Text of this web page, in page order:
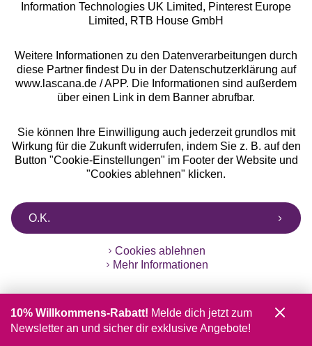
** Bonität vorausgesetzt, berechtigt zur Bonitätsprüfung
Information Technologies UK Limited, Pinterest Europe
Limited, RTB House GmbH
Weitere Informationen zu den Datenverarbeitungen durch
diese Partner findest Du in der Datenschutzerklärung auf
www.lascana.de / APP. Die Informationen sind außerdem
über einen Link in dem Banner abrufbar.
Sie können Ihre Einwilligung auch jederzeit grundlos mit
Wirkung für die Zukunft widerrufen, indem Sie z. B. auf den
Button "Cookie-Einstellungen" im Footer der Website und
"Cookies ablehnen" klicken.
O.K.
Cookies ablehnen
Mehr Informationen
10% Willkommens-Rabatt! Melde dich jetzt zum
Newsletter an und sicher dir exklusive Angebote!